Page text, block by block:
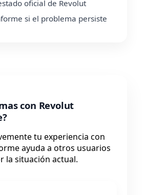
oficial de Revolut
si el problema persiste
con Revolut
tu experiencia con
ayuda a otros usuarios
la situación actual.